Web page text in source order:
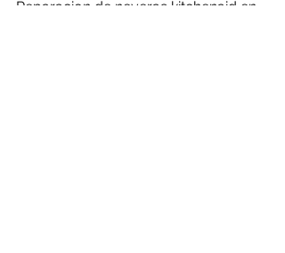
Reparacion de neveras kitchenaid en